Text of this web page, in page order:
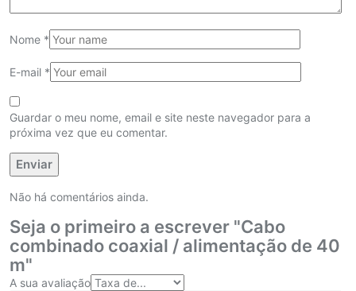
Nome *
E-mail *
Guardar o meu nome, email e site neste navegador para a
próxima vez que eu comentar.
Não há comentários ainda.
Seja o primeiro a escrever "Cabo
combinado coaxial / alimentação de 40
m"
A sua avaliação